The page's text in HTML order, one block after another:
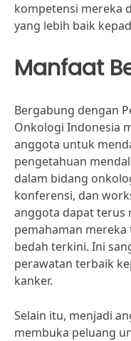
kompetensi mereka
yang lebih baik
Manfaat
Bergabung dengan
Onkologi Indonesia
anggota untuk
pengetahuan
dalam bidang
konferensi, dan
anggota dapat terus
pemahaman
bedah terkini. Ini
perawatan terbaik
kanker.
Selain itu, menjadi
membuka peluang